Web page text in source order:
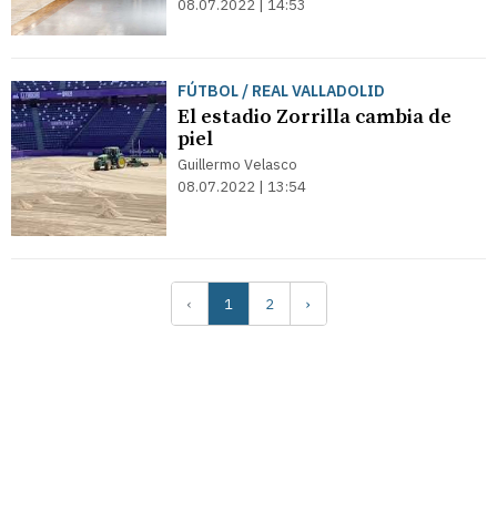
08.07.2022 | 14:53
FÚTBOL / REAL VALLADOLID
El estadio Zorrilla cambia de
piel
Guillermo Velasco
08.07.2022 | 13:54
‹ 1 2 ›